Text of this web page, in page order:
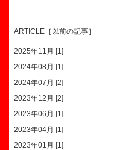
ARTICLE［以前の記事］
2025年11月 [1]
2024年08月 [1]
2024年07月 [2]
2023年12月 [2]
2023年06月 [1]
2023年04月 [1]
2023年01月 [1]